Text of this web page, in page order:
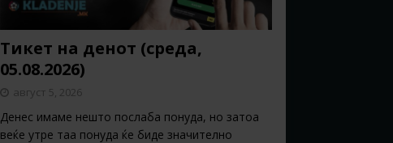
Тикет на денот (среда,
05.08.2026)
август 5, 2026
Денес имаме нешто послаба понуда, но затоа
веќе утре таа понуда ќе биде значително